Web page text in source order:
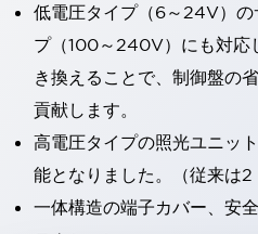
低電圧タイプ（6～24V）の
プ（100～240V）にも対応
き換えることで、制御盤の
貢献します。
高電圧タイプの照光ユニッ
能となりました。（従来は2
一体構造の端子カバー、安